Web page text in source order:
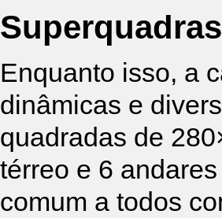
Enquanto isso, a
dinâmicas e
quadradas de
térreo e 6
comum a todos